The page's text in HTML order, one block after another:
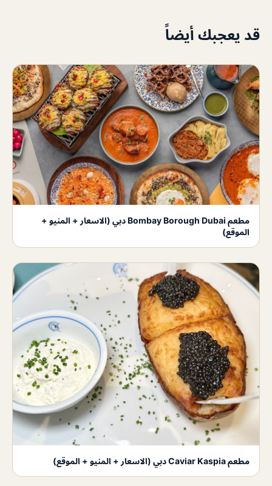
قد يعجبك أيضاً
مطعم Bombay Borough Dubai دبي (الاسعار + المنيو +
الموقع)
مطعم Caviar Kaspia دبي (الاسعار + المنيو + الموقع)